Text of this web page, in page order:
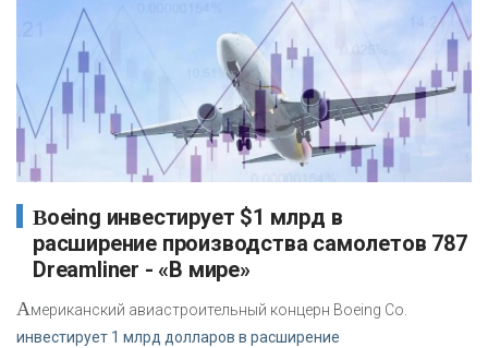
Boeing инвестирует $1 млрд в
расширение производства самолетов 787
Dreamliner - «В мире»
Американский авиастроительный концерн Boeing Co.
инвестирует 1 млрд долларов в расширение